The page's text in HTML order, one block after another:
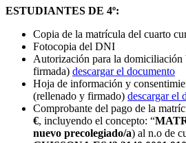
ESTUDIANTES DE 4º:
Copia de la matrícula del cuarto
Fotocopia del DNI
Autorización para la domiciliación
firmada) descargar el documento
Hoja de información y
(rellenado y firmado) descargar el
Comprobante del pago de la
€, incluyendo el concepto: “
nuevo precolegiado/a) al n.o de